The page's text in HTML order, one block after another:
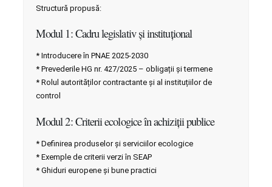
Structură propusă:
Modul 1: Cadru legislativ și instituțional
* Introducere în PNAE 2025-2030
* Prevederile HG nr. 427/2025 – obligații și termene
* Rolul autorităților contractante și al instituțiilor de
control
Modul 2: Criterii ecologice în achiziții publice
* Definirea produselor și serviciilor ecologice
* Exemple de criterii verzi în SEAP
* Ghiduri europene și bune practici